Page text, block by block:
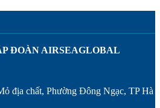
ĐOÀN AIRSEAGLOBAL
địa chất, Phường Đông Ngạc, TP Hà